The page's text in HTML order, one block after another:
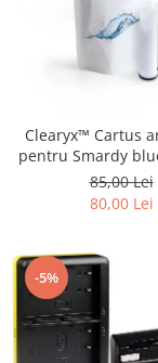
Clearyx™ Cartus
pentru Smardy
xiva ™ noura™
85,00 Lei
80,00 Lei
-5%